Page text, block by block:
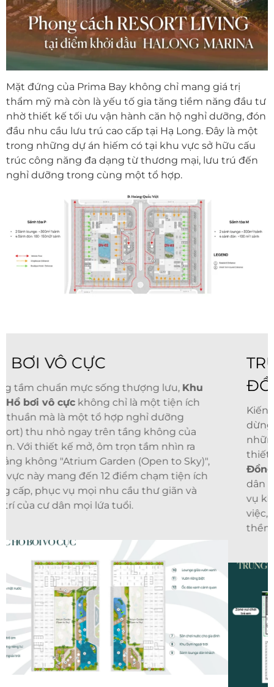
Mặt đứng của Prima Bay không chỉ mang giá trị
thẩm mỹ mà còn là yếu tố gia tăng tiềm năng đầu tư
nhờ thiết kế tối ưu vận hành căn hộ nghỉ dưỡng, đón
đầu nhu cầu lưu trú cao cấp tại Hạ Long. Đây là một
trong những dự án hiếm có tại khu vực sở hữu cấu
trúc công năng đa dạng từ thương mại, lưu trú đến
nghỉ dưỡng trong cùng một tổ hợp.
TRUNG TÂM TIỆN ÍCH CỘNG
ĐỒNG
Kiến tạo một cộng đồng tinh hoa không chỉ
dừng lại ở không gian sống riêng tư mà còn ở
những tiện ích dùng chung đẳng cấp. Với
thiết kế mặt bằng
Trung Tâm Tiện Ích Cộng
Đồngthông minh và tối ưu công năng, cư
dân sẽ được tận hưởng một hệ sinh thái dịch
vụ khép kín, đáp ứng mọi nhu cầu từ làm
việc, giải trí đến chăm sóc sức khỏe ngay